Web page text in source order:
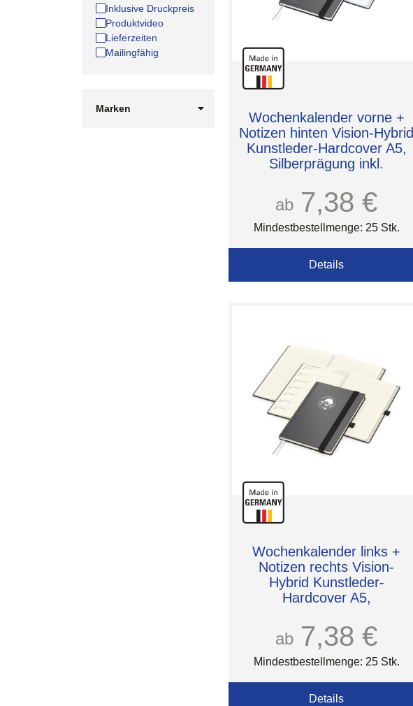
Inklusive Druckpreis
Produktvideo
Lieferzeiten
Mailingfähig
Marken
Wochenkalender vorne +
Notizen hinten Vision-Hybrid
Kunstleder-Hardcover A5,
Silberprägung inkl.
ab 7,38 €
Mindestbestellmenge: 25 Stk.
Details
Wochenkalender links +
Notizen rechts Vision-
Hybrid Kunstleder-
Hardcover A5,
ab 7,38 €
Mindestbestellmenge: 25 Stk.
Details